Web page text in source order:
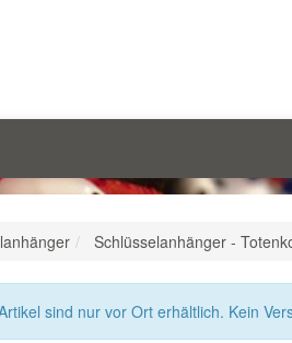
Schlüsselanhänger -
sind nur vor Ort erhältlich. Kein